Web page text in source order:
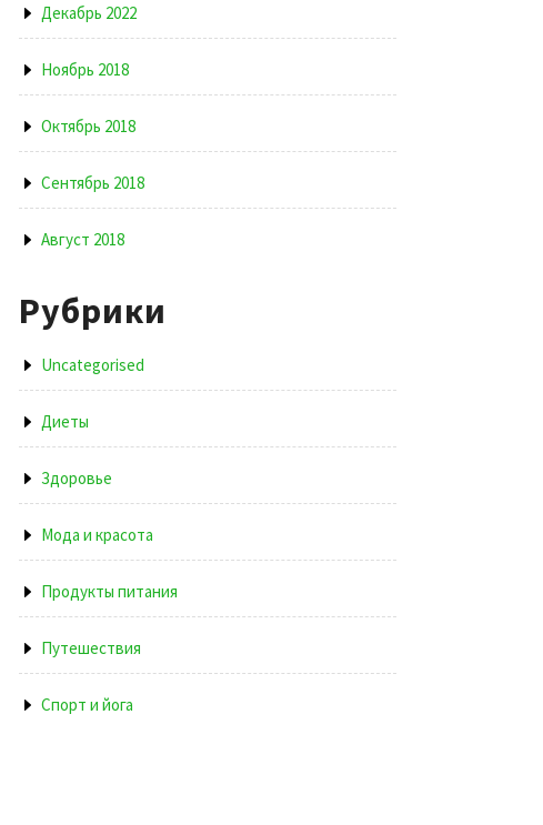
Декабрь 2022
Ноябрь 2018
Октябрь 2018
Сентябрь 2018
Август 2018
Рубрики
Uncategorised
Диеты
Здоровье
Мода и красота
Продукты питания
Путешествия
Спорт и йога